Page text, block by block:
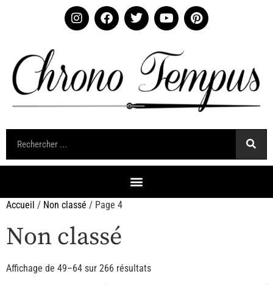
Accueil / Non classé / Page 4
Non classé
Affichage de 49–64 sur 266 résultats